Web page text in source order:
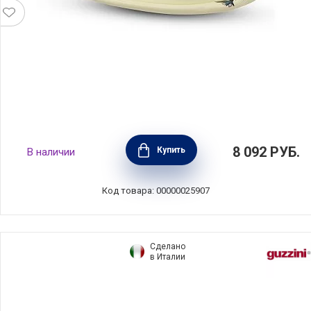
Масленка Petali di Primavera 22,5х15,5х9 см,
материал керамика, Nuova Cer, Италия,
7378-PDP
В наличии Купить 8 092 РУБ.
Код товара: 00000025907
Сделано
в Италии